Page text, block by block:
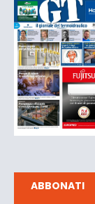
ABBONATI